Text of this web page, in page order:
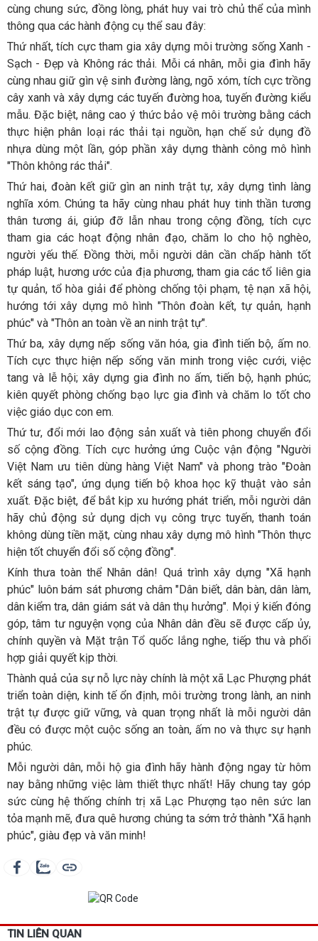
cùng chung sức, đồng lòng, phát huy vai trò chủ thể của mình
thông qua các hành động cụ thể sau đây:
Thứ nhất, tích cực tham gia xây dựng môi trường sống Xanh -
Sạch - Đẹp và Không rác thải. Mỗi cá nhân, mỗi gia đình hãy
cùng nhau giữ gìn vệ sinh đường làng, ngõ xóm, tích cực trồng
cây xanh và xây dựng các tuyến đường hoa, tuyến đường kiểu
mẫu. Đặc biệt, nâng cao ý thức bảo vệ môi trường bằng cách
thực hiện phân loại rác thải tại nguồn, hạn chế sử dụng đồ
nhựa dùng một lần, góp phần xây dựng thành công mô hình
"Thôn không rác thải".
Thứ hai, đoàn kết giữ gìn an ninh trật tự, xây dựng tình làng
nghĩa xóm. Chúng ta hãy cùng nhau phát huy tinh thần tương
thân tương ái, giúp đỡ lẫn nhau trong cộng đồng, tích cực
tham gia các hoạt động nhân đạo, chăm lo cho hộ nghèo,
người yếu thế. Đồng thời, mỗi người dân cần chấp hành tốt
pháp luật, hương ước của địa phương, tham gia các tổ liên gia
tự quản, tổ hòa giải để phòng chống tội phạm, tệ nạn xã hội,
hướng tới xây dựng mô hình "Thôn đoàn kết, tự quản, hạnh
phúc" và "Thôn an toàn về an ninh trật tự".
Thứ ba, xây dựng nếp sống văn hóa, gia đình tiến bộ, ấm no.
Tích cực thực hiện nếp sống văn minh trong việc cưới, việc
tang và lễ hội; xây dựng gia đình no ấm, tiến bộ, hạnh phúc;
kiên quyết phòng chống bạo lực gia đình và chăm lo tốt cho
việc giáo dục con em.
Thứ tư, đổi mới lao động sản xuất và tiên phong chuyển đổi
số cộng đồng. Tích cực hưởng ứng Cuộc vận động "Người
Việt Nam ưu tiên dùng hàng Việt Nam" và phong trào "Đoàn
kết sáng tạo", ứng dụng tiến bộ khoa học kỹ thuật vào sản
xuất. Đặc biệt, để bắt kịp xu hướng phát triển, mỗi người dân
hãy chủ động sử dụng dịch vụ công trực tuyến, thanh toán
không dùng tiền mặt, cùng nhau xây dựng mô hình "Thôn thực
hiện tốt chuyển đổi số cộng đồng".
Kính thưa toàn thể Nhân dân! Quá trình xây dựng "Xã hạnh
phúc" luôn bám sát phương châm "Dân biết, dân bàn, dân làm,
dân kiểm tra, dân giám sát và dân thụ hưởng". Mọi ý kiến đóng
góp, tâm tư nguyện vọng của Nhân dân đều sẽ được cấp ủy,
chính quyền và Mặt trận Tổ quốc lắng nghe, tiếp thu và phối
hợp giải quyết kịp thời.
Thành quả của sự nỗ lực này chính là một xã Lạc Phượng phát
triển toàn diện, kinh tế ổn định, môi trường trong lành, an ninh
trật tự được giữ vững, và quan trọng nhất là mỗi người dân
đều có được một cuộc sống an toàn, ấm no và thực sự hạnh
phúc.
Mỗi người dân, mỗi hộ gia đình hãy hành động ngay từ hôm
nay bằng những việc làm thiết thực nhất! Hãy chung tay góp
sức cùng hệ thống chính trị xã Lạc Phượng tạo nên sức lan
tỏa mạnh mẽ, đưa quê hương chúng ta sớm trở thành "Xã hạnh
phúc", giàu đẹp và văn minh!
TIN LIÊN QUAN